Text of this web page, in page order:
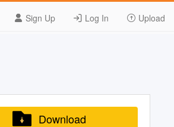
Sign Up Log In Upload
Download